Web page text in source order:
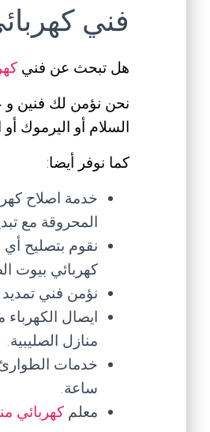
فني
هل تبحث عن فني
نحن نؤمن لك فنين و
السلام أو اليرموك
كما نوفر أيضا:
خدمة اصلاح
المحروقة مع
نقوم بتصليح أي
كهربائي بيوت
نؤمن فني تمديد
ايصال
منازل الصليبية.
ساعة.
معلم كهربائي